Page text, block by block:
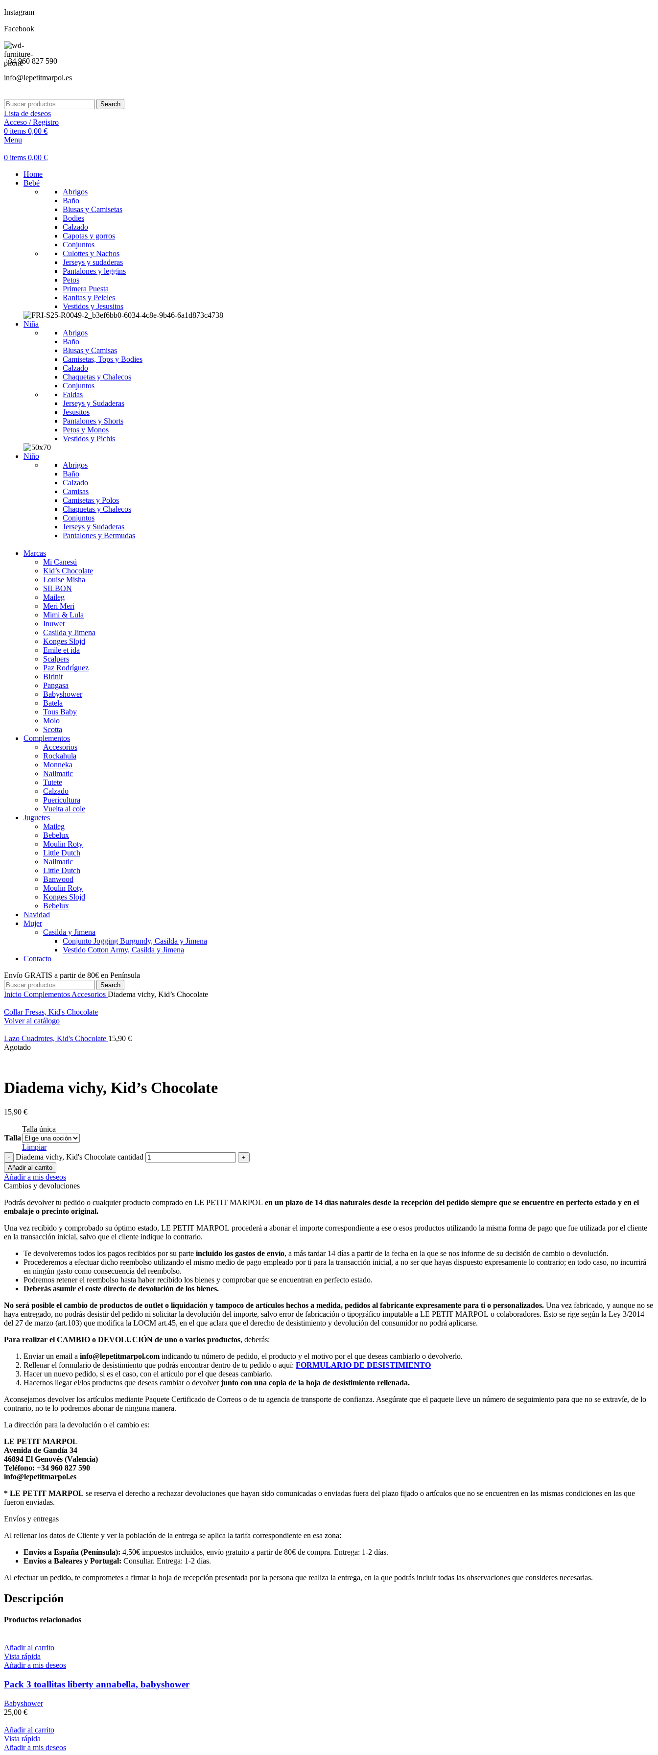
Instagram
Facebook
+34 960 827 590
info@lepetitmarpol.es
Search
Lista de deseos
Acceso / Registro
0 items 0,00 €
Menu
0 items 0,00 €
Home
Bebé
Abrigos
Baño
Blusas y Camisetas
Bodies
Calzado
Capotas y gorros
Conjuntos
Culottes y Nachos
Jerseys y sudaderas
Pantalones y leggins
Petos
Primera Puesta
Ranitas y Peleles
Vestidos y Jesusitos
Niña
Abrigos
Baño
Blusas y Camisas
Camisetas, Tops y Bodies
Calzado
Chaquetas y Chalecos
Conjuntos
Faldas
Jerseys y Sudaderas
Jesusitos
Pantalones y Shorts
Petos y Monos
Vestidos y Pichis
Niño
Abrigos
Baño
Calzado
Camisas
Camisetas y Polos
Chaquetas y Chalecos
Conjuntos
Jerseys y Sudaderas
Pantalones y Bermudas
Marcas
Mi Canesú
Kid’s Chocolate
Louise Misha
SILBON
Maileg
Meri Meri
Mimi & Lula
Inuwet
Casilda y Jimena
Konges Slojd
Emile et ida
Scalpers
Paz Rodríguez
Birinit
Pangasa
Babyshower
Batela
Tous Baby
Molo
Scotta
Complementos
Accesorios
Rockahula
Monneka
Nailmatic
Tutete
Calzado
Puericultura
Vuelta al cole
Juguetes
Maileg
Bebelux
Moulin Roty
Little Dutch
Nailmatic
Little Dutch
Banwood
Moulin Roty
Konges Slojd
Bebelux
Navidad
Mujer
Casilda y Jimena
Conjunto Jogging Burgundy, Casilda y Jimena
Vestido Cotton Army, Casilda y Jimena
Contacto
Envío GRATIS a partir de 80€ en Península
Search
Inicio Complementos Accesorios Diadema vichy, Kid’s Chocolate
Collar Fresas, Kid's Chocolate
Volver al catálogo
Lazo Cuadrotes, Kid's Chocolate 15,90 €
Agotado
Diadema vichy, Kid’s Chocolate
15,90 €
Talla
Talla única
Limpiar
Diadema vichy, Kid's Chocolate cantidad
Añadir al carrito
Añadir a mis deseos
Cambios y devoluciones
Podrás devolver tu pedido o cualquier producto comprado en LE PETIT MARPOL en un plazo de 14 días naturales desde la recepción del pedido siempre que se encuentre en perfecto estado y en el
embalaje o precinto original.
Una vez recibido y comprobado su óptimo estado, LE PETIT MARPOL procederá a abonar el importe correspondiente a ese o esos productos utilizando la misma forma de pago que fue utilizada por el cliente
en la transacción inicial, salvo que el cliente indique lo contrario.
Te devolveremos todos los pagos recibidos por su parte incluido los gastos de envío, a más tardar 14 días a partir de la fecha en la que se nos informe de su decisión de cambio o devolución.
Procederemos a efectuar dicho reembolso utilizando el mismo medio de pago empleado por ti para la transacción inicial, a no ser que hayas dispuesto expresamente lo contrario; en todo caso, no incurrirá
en ningún gasto como consecuencia del reembolso.
Podremos retener el reembolso hasta haber recibido los bienes y comprobar que se encuentran en perfecto estado.
Deberás asumir el coste directo de devolución de los bienes.
No será posible el cambio de productos de outlet o liquidación y tampoco de artículos hechos a medida, pedidos al fabricante expresamente para ti o personalizados. Una vez fabricado, y aunque no se
haya entregado, no podrás desistir del pedido ni solicitar la devolución del importe, salvo error de fabricación o tipográfico imputable a LE PETIT MARPOL o colaboradores. Esto se rige según la Ley 3/2014
del 27 de marzo (art.103) que modifica la LOCM art.45, en el que aclara que el derecho de desistimiento y devolución del consumidor no podrá aplicarse.
Para realizar el CAMBIO o DEVOLUCIÓN de uno o varios productos, deberás:
Enviar un email a info@lepetitmarpol.com indicando tu número de pedido, el producto y el motivo por el que deseas cambiarlo o devolverlo.
Rellenar el formulario de desistimiento que podrás encontrar dentro de tu pedido o aquí: FORMULARIO DE DESISTIMIENTO
Hacer un nuevo pedido, si es el caso, con el artículo por el que deseas cambiarlo.
Hacernos llegar el/los productos que deseas cambiar o devolverjunto con una copia de la hoja de desistimiento rellenada.
Aconsejamos devolver los artículos mediante Paquete Certificado de Correos o de tu agencia de transporte de confianza. Asegúrate que el paquete lleve un número de seguimiento para que no se extravíe, de lo
contrario, no te lo podremos abonar de ninguna manera.
La dirección para la devolución o el cambio es:
LE PETIT MARPOL
Avenida de Gandía 34
46894 El Genovés (Valencia)
Teléfono: +34 960 827 590
info@lepetitmarpol.es
* LE PETIT MARPOL se reserva el derecho a rechazar devoluciones que hayan sido comunicadas o enviadas fuera del plazo fijado o artículos que no se encuentren en las mismas condiciones en las que
fueron enviadas.
Envíos y entregas
Al rellenar los datos de Cliente y ver la población de la entrega se aplica la tarifa correspondiente en esa zona:
Envíos a España (Península): 4,50€ impuestos incluidos, envío gratuito a partir de 80€ de compra. Entrega: 1-2 días.
Envíos a Baleares y Portugal: Consultar. Entrega: 1-2 días.
Al efectuar un pedido, te comprometes a firmar la hoja de recepción presentada por la persona que realiza la entrega, en la que podrás incluir todas las observaciones que consideres necesarias.
Descripción
Productos relacionados
Añadir al carrito
Vista rápida
Añadir a mis deseos
Pack 3 toallitas liberty annabella, babyshower
Babyshower
25,00 €
Añadir al carrito
Vista rápida
Añadir a mis deseos